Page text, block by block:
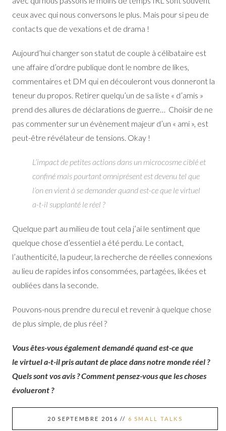
ceux avec qui nous conversons le plus. Mais pour si peu de
contacts que de vexations et de drama !
Aujourd’hui changer son statut de couple à célibataire est
une affaire d’ordre publique dont le nombre de likes,
commentaires et DM qui en découleront vous donneront la
teneur du propos. Retirer quelqu’un de sa liste « d’amis »
prend des allures de déclarations de guerre… Choisir de ne
pas commenter sur un évènement majeur d’un « ami », est
peut-être révélateur de tensions. Okay !
L’impact de petites actions dans un microcosme ciblé et
confiné mais pourtant omniprésent est devenu tel que
l’on en vient à se demander quand est-ce que le virtuel
a-t-il supplanté le réel ?
Quelque part au milieu de tout cela j’ai le sentiment que
quelque chose d’essentiel a été perdu. Le contact,
l’authenticité, la pudeur, la recherche de réelles connexions
au lieu de rapides infos consommées, partagées, likées et
oubliées dans la seconde.
Pouvons-nous prendre du recul et revenir à quelque chose
de plus simple, de plus réel ?
Vous êtes-vous également demandé quand est-ce que
le virtuel a-t-il pris autant de place dans notre monde réel ?
Quels sont vos avis ? Comment pensez-vous que les choses
évolueront ?
20 SEPTEMBRE 2016 // 6 SMALL TALKS